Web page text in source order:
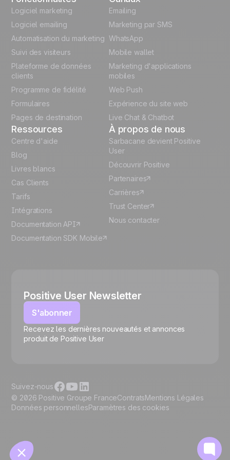
🍪
Gérer les cookies
English
German
Italian
Logiciel marketing
Logiciel emailing
Automatisation du marketing
Suivi des visiteurs
Plateforme de données
clients
Programme de fidélité
Formulaires
Pages de destination
Emailing
Marketing par SMS
WhatsApp
Mobile wallet
Marketing d'applications
mobiles
Web Push
Expérience du site web
Live Chat & Chatbot
Ressources
Centre d'aide
Blog
Livres blancs
Cas Clients
Tarifs
Intégrations
Documentation API
Documentation SDK Mobile
À propos de nous
Sarbacane devient Positive
User
Découvrir Positive
Partenaires
Carrières
Trust Center
Nous contacter
Positive User Newsletter
S'abonner
Recevez les dernières nouveautés et annonces
produit de Positive User
© 2026 Positive Groupe FranceContratsMentions Légales
Données personnellesParamètres des cookies
Suivez-nous